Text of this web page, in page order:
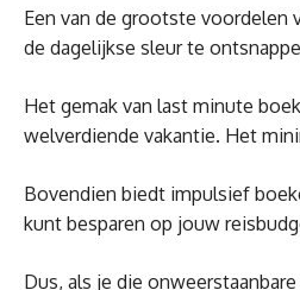
Een van de grootste voordelen
de dagelijkse sleur te
Het gemak van last minute
welverdiende vakantie. Het
Bovendien biedt impulsief
kunt besparen op jouw
Dus, als je die